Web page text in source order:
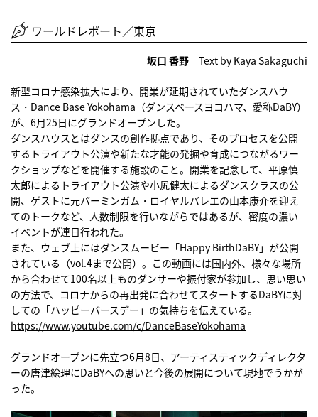
ワールドレポート／東京
坂口 香野 Text by Kaya Sakaguchi
新型コロナ感染拡大により、開業が延期されていたダンスハウ
ス・Dance Base Yokohama（ダンスベースヨコハマ、愛称DaBY）
が、6月25日にグランドオープンした。
ダンスハウスとはダンスの創作拠点であり、そのプロセスを公開
するトライアウト公演や新たな才能の発掘や育成につながるワー
クショップなどを開催する施設のこと。開業を記念して、平原慎
太郎によるトライアウト公演や小㞍健太によるダンスクラスの公
開、ゲストに元バーミンガム・ロイヤルバレエの山本康介を迎え
てのトークなど、人数制限を行いながらではあるが、密度の濃い
イベントが連日行われた。
また、ウェブ上にはダンスムービー「Happy BirthDaBY」が公開
されている（vol.4まで公開）。この動画には国内外、様々な場所
から合わせて100名以上ものダンサーや振付家が参加し、思い思い
の方法で、コロナからの再出発に合わせてスタートするDaBYに対
しての「ハッピーバースデー」の気持ちを伝えている。
https://www.youtube.com/c/DanceBaseYokohama
グランドオープンに先立つ6月8日、アーティスティックディレクタ
ーの唐津絵理にDaBYへの思いと今後の展開について現地でうかが
った。